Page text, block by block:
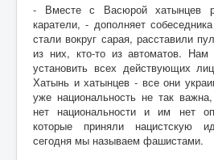
- Вместе с Васюрой хатынцев
каратели, - дополняет
стали вокруг сарая, расставили
из них, кто-то из автоматов.
установить всех действующих
Хатынь и хатынцев - все они
уже национальность не так
нет национальности и им нет
которые приняли нацистскую
сегодня мы называем фашистами.